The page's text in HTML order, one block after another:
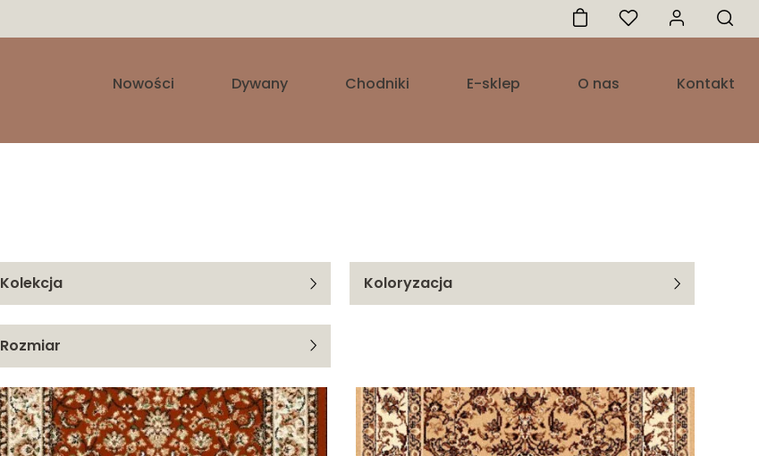
Nowości Dywany Chodniki E-sklep O nas Kontakt
Kolekcja
Avanti
Funky Top
Optimal
Koloryzacja
Czarny
Rozmiar
100
120